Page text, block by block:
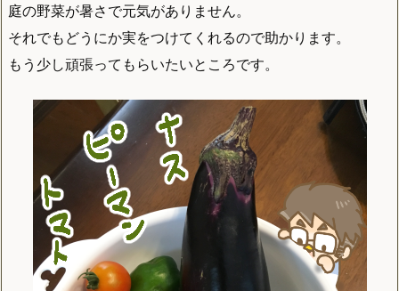
庭の野菜が暑さで元気がありません。
それでもどうにか実をつけてくれるので助かります。
もう少し頑張ってもらいたいところです。